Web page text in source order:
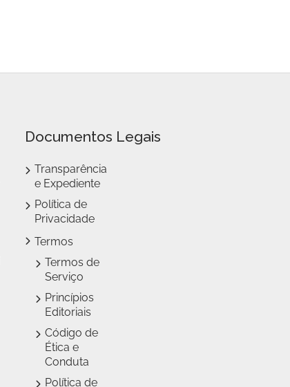
Documentos Legais
Transparência
e Expediente
Política de
Privacidade
Termos
Termos de
Serviço
Princípios
Editoriais
Código de
Ética e
Conduta
Política de